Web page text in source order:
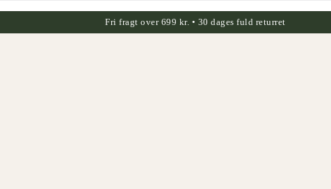
Fri fragt over 699 kr. • 30 dages fuld returret